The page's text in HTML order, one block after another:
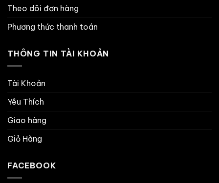
Theo dõi đơn hàng
Phương thức thanh toán
THÔNG TIN TÀI KHOẢN
Tài Khoản
Yêu Thích
Giao hàng
Giỏ Hàng
FACEBOOK